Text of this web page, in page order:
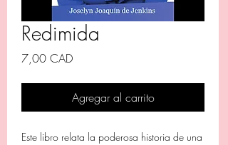
Redimida
7,00 CADPrecio
Agregar al carrito
Este libro relata la poderosa historia de una